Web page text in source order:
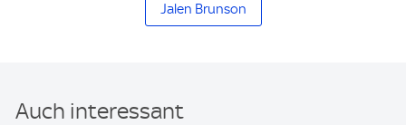
Jalen Brunson
Auch interessant